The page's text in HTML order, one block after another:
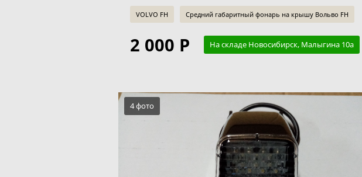
VOLVO FH Средний габаритный фонарь на крышу Вольво FH
2 000 Р На складе Новосибирск, Малыгина 10а
4 фото